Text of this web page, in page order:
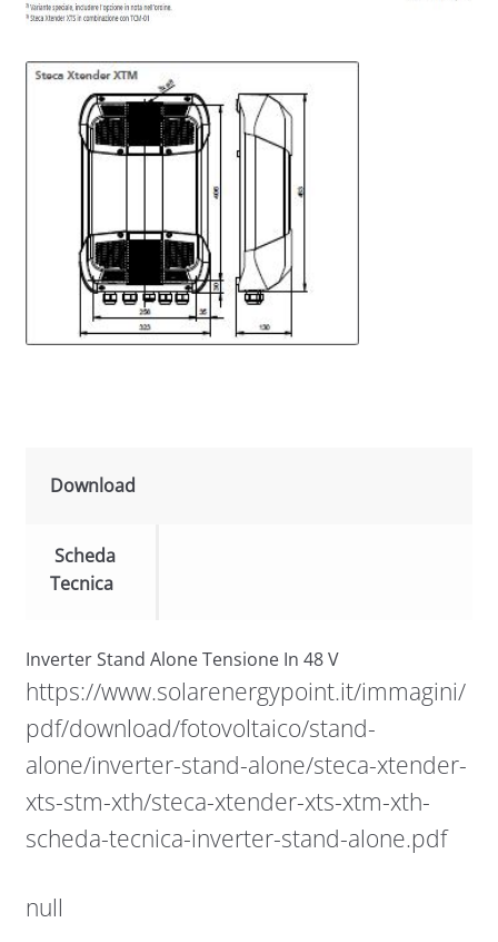
Download
Scheda
Tecnica
Inverter Stand Alone Tensione In 48 V
https://www.solarenergypoint.it/immagini/
pdf/download/fotovoltaico/stand-
alone/inverter-stand-alone/steca-xtender-
xts-stm-xth/steca-xtender-xts-xtm-xth-
scheda-tecnica-inverter-stand-alone.pdf
null